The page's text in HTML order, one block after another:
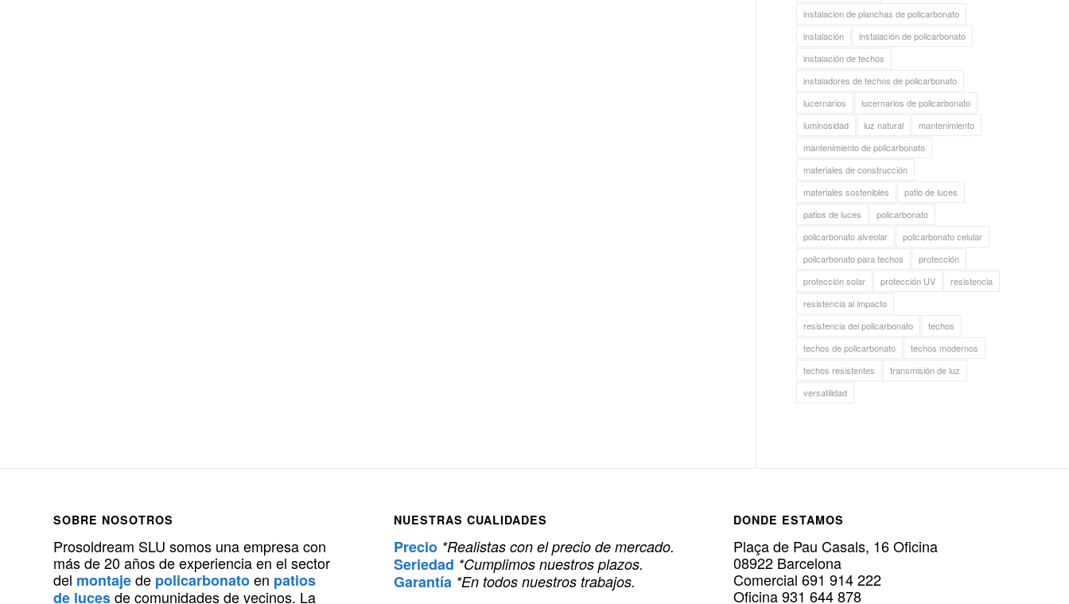
instalacion de planchas de policarbonato
instalación
instalación de policarbonato
instalación de techos
instaladores de techos de policarbonato
lucernarios
lucernarios de policarbonato
luminosidad
luz natural
mantenimiento
mantenimiento de policarbonato
materiales de construcción
materiales sostenibles
patio de luces
patios de luces
policarbonato
policarbonato alveolar
policarbonato celular
policarbonato para techos
protección
protección solar
protección UV
resistencia
resistencia al impacto
resistencia del policarbonato
techos
techos de policarbonato
techos modernos
techos resistentes
transmisión de luz
versatilidad
SOBRE NOSOTROS
Prosoldream SLU somos una empresa con
más de 20 años de experiencia en el sector
del montajede policarbonatoen patios
de lucesde comunidades de vecinos. La
NUESTRAS CUALIDADES
Precio *Realistas con el precio de mercado.
Seriedad *Cumplimos nuestros plazos.
Garantía *En todos nuestros trabajos.
DONDE ESTAMOS
Plaça de Pau Casals, 16 Oficina
08922 Barcelona
Comercial 691 914 222
Oficina 931 644 878